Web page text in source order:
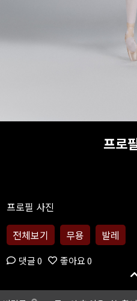
프로
전체보기
무용 발레
댓글 0 좋아요 0